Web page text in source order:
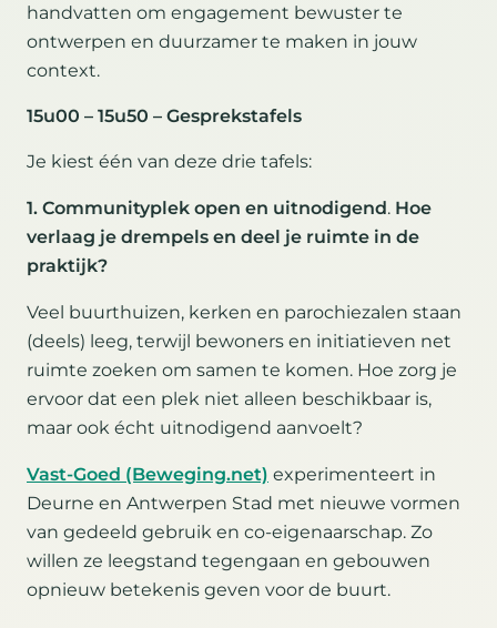
handvatten om engagement bewuster te
ontwerpen en duurzamer te maken in jouw
context.
15u00 – 15u50 – Gesprekstafels
Je kiest één van deze drie tafels:
1. Communityplek open en uitnodigend. Hoe
verlaag je drempels en deel je ruimte in de
praktijk?
Veel buurthuizen, kerken en parochiezalen staan
(deels) leeg, terwijl bewoners en initiatieven net
ruimte zoeken om samen te komen. Hoe zorg je
ervoor dat een plek niet alleen beschikbaar is,
maar ook écht uitnodigend aanvoelt?
Vast-Goed (Beweging.net) experimenteert in
Deurne en Antwerpen Stad met nieuwe vormen
van gedeeld gebruik en co-eigenaarschap. Zo
willen ze leegstand tegengaan en gebouwen
opnieuw betekenis geven voor de buurt.